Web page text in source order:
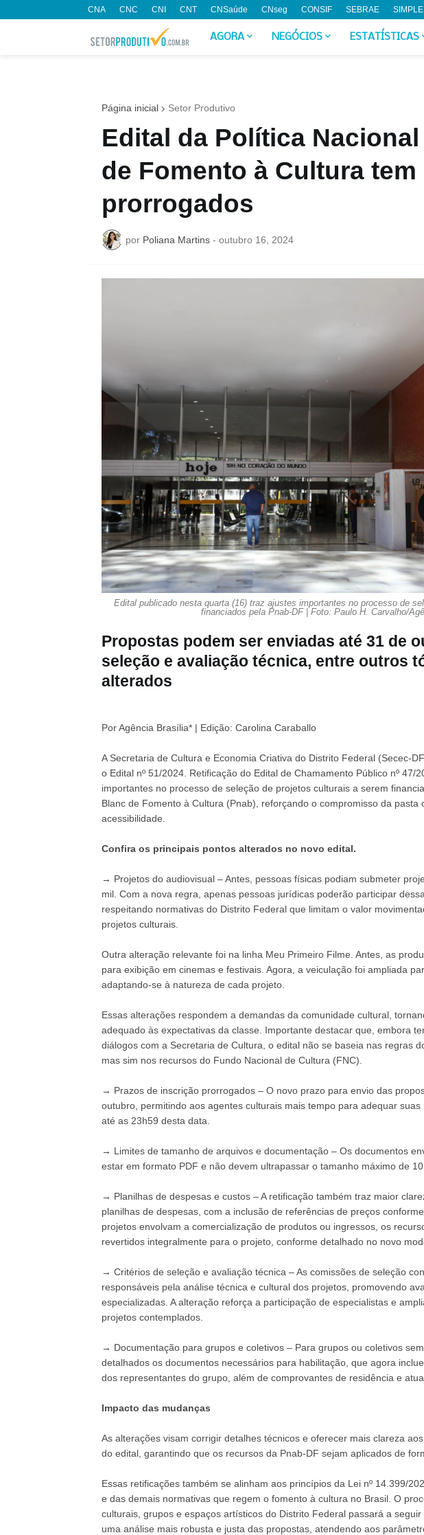
CNA CNC CNI CNT CNSaúde CNseg CONSIF SEBRAE
AGORA NEGÓCIOS ESTATÍSTICAS
Página inicial Setor Produtivo
Edital da Política
de Fomento à Cultura tem
prorrogados
por Poliana Martins - outubro 16, 2024
Edital publicado nesta quarta (16) traz ajustes importantes no processo de
financiados pela Pnab-DF | Foto: Paulo H. Carvalho/
Propostas podem ser enviadas até 31 de
seleção e avaliação técnica, entre outros
alterados
Por Agência Brasília* | Edição: Carolina Caraballo
A Secretaria de Cultura e Economia Criativa do Distrito Federal (Secec-
o Edital nº 51/2024. Retificação do Edital de Chamamento Público nº 47/
importantes no processo de seleção de projetos culturais a serem
Blanc de Fomento à Cultura (Pnab), reforçando o compromisso da pasta
acessibilidade.
Confira os principais pontos alterados no novo edital.
→ Projetos do audiovisual – Antes, pessoas físicas podiam submeter
mil. Com a nova regra, apenas pessoas jurídicas poderão participar
respeitando normativas do Distrito Federal que limitam o valor
projetos culturais.
Outra alteração relevante foi na linha Meu Primeiro Filme. Antes, as
para exibição em cinemas e festivais. Agora, a veiculação foi ampliada
adaptando-se à natureza de cada projeto.
Essas alterações respondem a demandas da comunidade cultural,
adequado às expectativas da classe. Importante destacar que, embora
diálogos com a Secretaria de Cultura, o edital não se baseia nas regras
mas sim nos recursos do Fundo Nacional de Cultura (FNC).
→ Prazos de inscrição prorrogados – O novo prazo para envio das
outubro, permitindo aos agentes culturais mais tempo para adequar
até as 23h59 desta data.
→ Limites de tamanho de arquivos e documentação – Os documentos
estar em formato PDF e não devem ultrapassar o tamanho máximo de
→ Planilhas de despesas e custos – A retificação também traz maior
planilhas de despesas, com a inclusão de referências de preços
projetos envolvam a comercialização de produtos ou ingressos, os
revertidos integralmente para o projeto, conforme detalhado no novo
→ Critérios de seleção e avaliação técnica – As comissões de seleção
responsáveis pela análise técnica e cultural dos projetos, promovendo
especializadas. A alteração reforça a participação de especialistas e
projetos contemplados.
→ Documentação para grupos e coletivos – Para grupos ou coletivos
detalhados os documentos necessários para habilitação, que agora
dos representantes do grupo, além de comprovantes de residência e
Impacto das mudanças
As alterações visam corrigir detalhes técnicos e oferecer mais clareza
do edital, garantindo que os recursos da Pnab-DF sejam aplicados de
Essas retificações também se alinham aos princípios da Lei nº 14.399/
e das demais normativas que regem o fomento à cultura no Brasil. O
culturais, grupos e espaços artísticos do Distrito Federal passará a
uma análise mais robusta e justa das propostas, atendendo aos